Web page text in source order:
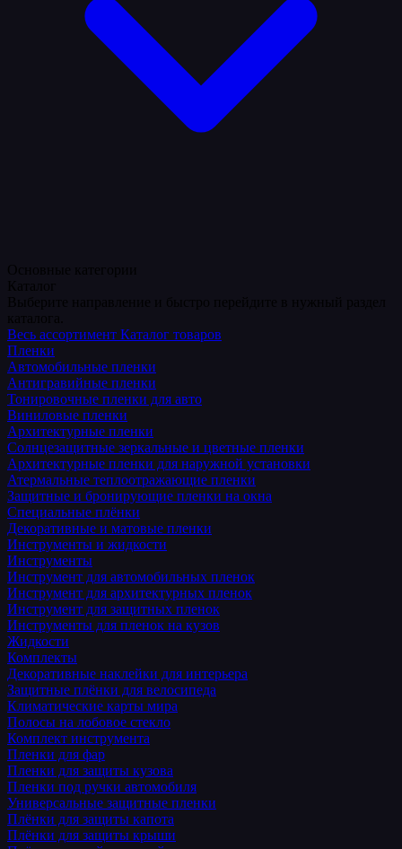
Весь ассортимент Каталог товаров
Пленки
Автомобильные пленки
Антигравийные пленки
Тонировочные пленки для авто
Виниловые пленки
Архитектурные пленки
Солнцезащитные зеркальные и цветные пленки
Архитектурные пленки для наружной установки
Атермальные теплоотражающие пленки
Защитные и бронирующие пленки на окна
Специальные плёнки
Декоративные и матовые пленки
Инструменты и жидкости
Инструменты
Инструмент для автомобильных пленок
Инструмент для архитектурных пленок
Инструмент для защитных пленок
Инструменты для пленок на кузов
Жидкости
Комплекты
Декоративные наклейки для интерьера
Защитные плёнки для велосипеда
Климатические карты мира
Полосы на лобовое стекло
Комплект инструмента
Пленки для фар
Пленки для защиты кузова
Пленки под ручки автомобиля
Универсальные защитные пленки
Плёнки для защиты капота
Плёнки для защиты крыши